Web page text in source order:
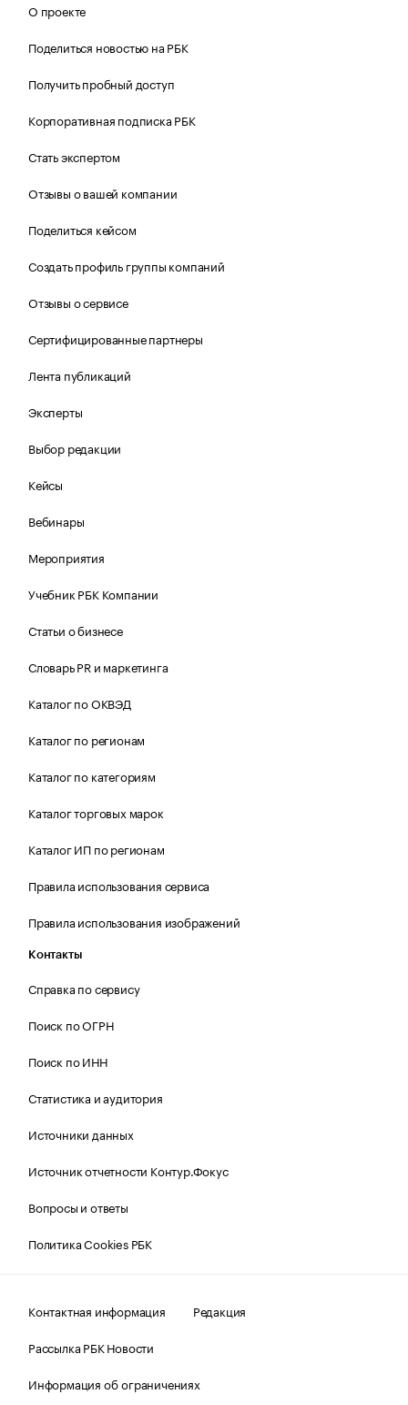
О проекте
Поделиться новостью на РБК
Получить пробный доступ
Корпоративная подписка РБК
Стать экспертом
Отзывы о вашей компании
Поделиться кейсом
Создать профиль группы компаний
Отзывы о сервисе
Сертифицированные партнеры
Лента публикаций
Эксперты
Выбор редакции
Кейсы
Вебинары
Мероприятия
Учебник РБК Компании
Статьи о бизнесе
Словарь PR и маркетинга
Каталог по ОКВЭД
Каталог по регионам
Каталог по категориям
Каталог торговых марок
Каталог ИП по регионам
Правила использования сервиса
Правила использования изображений
Контакты
Справка по сервису
Поиск по ОГРН
Поиск по ИНН
Статистика и аудитория
Источники данных
Источник отчетности Контур.Фокус
Вопросы и ответы
Политика Cookies РБК
Контактная информация
Редакция
Рассылка РБК Новости
Информация об ограничениях